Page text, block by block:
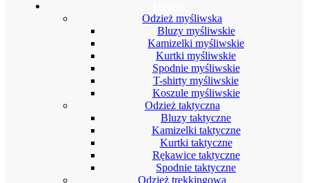
Odzież myśliwska
Bluzy myśliwskie
Kamizelki myśliwskie
Kurtki myśliwskie
Spodnie myśliwskie
T-shirty myśliwskie
Koszule myśliwskie
Odzież taktyczna
Bluzy taktyczne
Kamizelki taktyczne
Kurtki taktyczne
Rękawice taktyczne
Spodnie taktyczne
Odzież trekkingowa